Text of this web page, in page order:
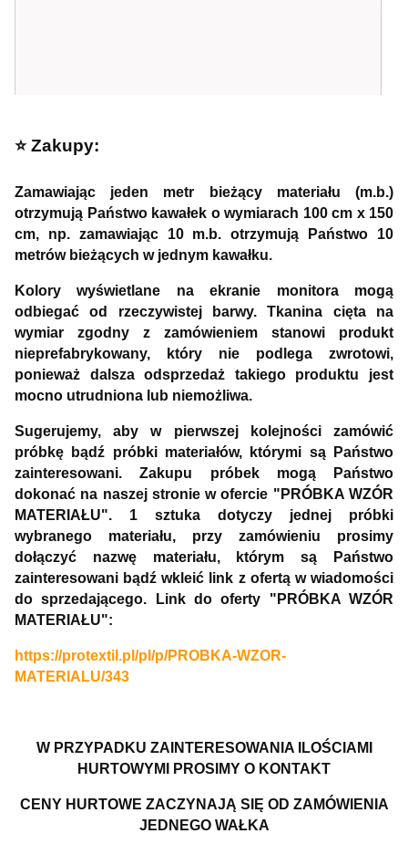
⭐️ Zakupy:
Zamawiając jeden metr bieżący materiału (m.b.)
otrzymują Państwo kawałek o wymiarach 100 cm x 150
cm, np. zamawiając 10 m.b. otrzymują Państwo 10
metrów bieżących w jednym kawałku.
Kolory wyświetlane na ekranie monitora mogą
odbiegać od rzeczywistej barwy. Tkanina cięta na
wymiar zgodny z zamówieniem stanowi produkt
nieprefabrykowany, który nie podlega zwrotowi,
ponieważ dalsza odsprzedaż takiego produktu jest
mocno utrudniona lub niemożliwa.
Sugerujemy, aby w pierwszej kolejności zamówić
próbkę bądź próbki materiałów, którymi są Państwo
zainteresowani. Zakupu próbek mogą Państwo
dokonać na naszej stronie w ofercie "PRÓBKA WZÓR
MATERIAŁU". 1 sztuka dotyczy jednej próbki
wybranego materiału, przy zamówieniu prosimy
dołączyć nazwę materiału, którym są Państwo
zainteresowani bądź wkleić link z ofertą w wiadomości
do sprzedającego. Link do oferty "PRÓBKA WZÓR
MATERIAŁU":
https://protextil.pl/pl/p/PROBKA-WZOR-
MATERIALU/343
W PRZYPADKU ZAINTERESOWANIA ILOŚCIAMI
HURTOWYMI PROSIMY O KONTAKT
CENY HURTOWE ZACZYNAJĄ SIĘ OD ZAMÓWIENIA
JEDNEGO WAŁKA